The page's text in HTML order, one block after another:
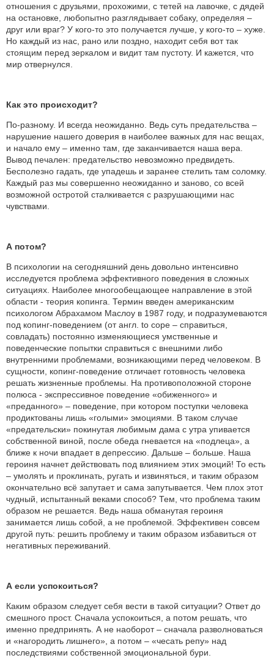
отношения с друзьями, прохожими, с тетей на лавочке, с дядей
на остановке, любопытно разглядывает собаку, определяя –
друг или враг? У кого-то это получается лучше, у кого-то – хуже.
Но каждый из нас, рано или поздно, находит себя вот так
стоящим перед зеркалом и видит там пустоту. И кажется, что
мир отвернулся.
Как это происходит?
По-разному. И всегда неожиданно. Ведь суть предательства –
нарушение нашего доверия в наиболее важных для нас вещах,
и начало ему – именно там, где заканчивается наша вера.
Вывод печален: предательство невозможно предвидеть.
Бесполезно гадать, где упадешь и заранее стелить там соломку.
Каждый раз мы совершенно неожиданно и заново, со всей
возможной остротой сталкивается с разрушающими нас
чувствами.
А потом?
В психологии на сегодняшний день довольно интенсивно
исследуется проблема эффективного поведения в сложных
ситуациях. Наиболее многообещающее направление в этой
области - теория копинга. Термин введен американским
психологом Абрахамом Маслоу в 1987 году, и подразумеваются
под копинг-поведением (от англ. to cope – справиться,
совладать) постоянно изменяющиеся умственные и
поведенческие попытки справиться с внешними либо
внутренними проблемами, возникающими перед человеком. В
сущности, копинг-поведение отличает готовность человека
решать жизненные проблемы. На противоположной стороне
полюса - экспрессивное поведение «обиженного» и
«преданного» – поведение, при котором поступки человека
продиктованы лишь «голыми» эмоциями. В таком случае
«предательски» покинутая любимым дама с утра упивается
собственной виной, после обеда гневается на «подлеца», а
ближе к ночи впадает в депрессию. Дальше – больше. Наша
героиня начнет действовать под влиянием этих эмоций! То есть
– умолять и проклинать, ругать и извиняться, и таким образом
окончательно всё запутает и сама запутывается. Чем плох этот
чудный, испытанный веками способ? Тем, что проблема таким
образом не решается. Ведь наша обманутая героиня
занимается лишь собой, а не проблемой. Эффективен совсем
другой путь: решить проблему и таким образом избавиться от
негативных переживаний.
А если успокоиться?
Каким образом следует себя вести в такой ситуации? Ответ до
смешного прост. Сначала успокоиться, а потом решать, что
именно предпринять. А не наоборот – сначала разволноваться
и «нагородить лишнего», а потом – «чесать репу» над
последствиями собственной эмоциональной бури.